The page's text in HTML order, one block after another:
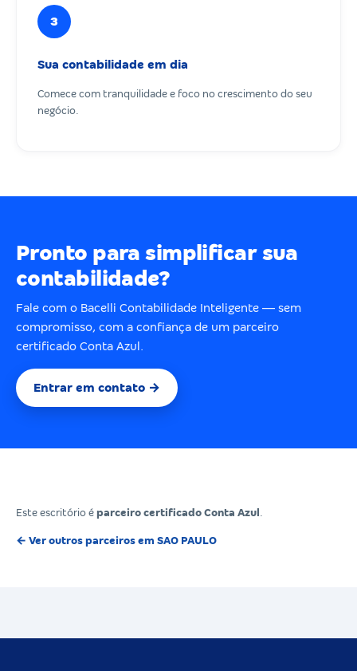
3
Sua contabilidade em dia
Comece com tranquilidade e foco no crescimento do seu
negócio.
Pronto para simplificar sua
contabilidade?
Fale com o Bacelli Contabilidade Inteligente — sem
compromisso, com a confiança de um parceiro
certificado Conta Azul.
Entrar em contato →
Este escritório é parceiro certificado Conta Azul
← Ver outros parceiros em SAO PAULO